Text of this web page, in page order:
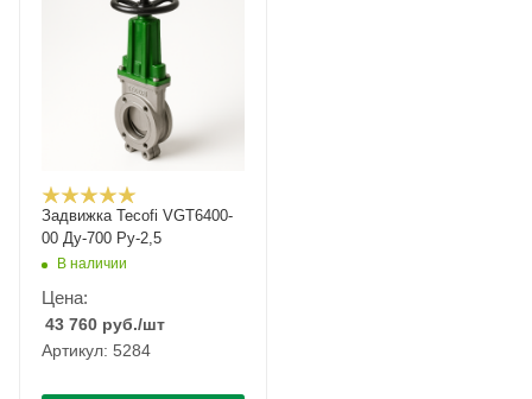
Задвижка Tecofi VGT6400-
00 Ду-700 Ру-2,5
В наличии
Цена:
43 760 руб./шт
Артикул: 5284